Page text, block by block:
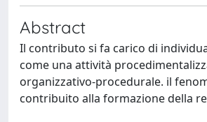
Abstract
Il contributo si fa carico di
come una attività
organizzativo-procedurale. il
contribuito alla formazione della